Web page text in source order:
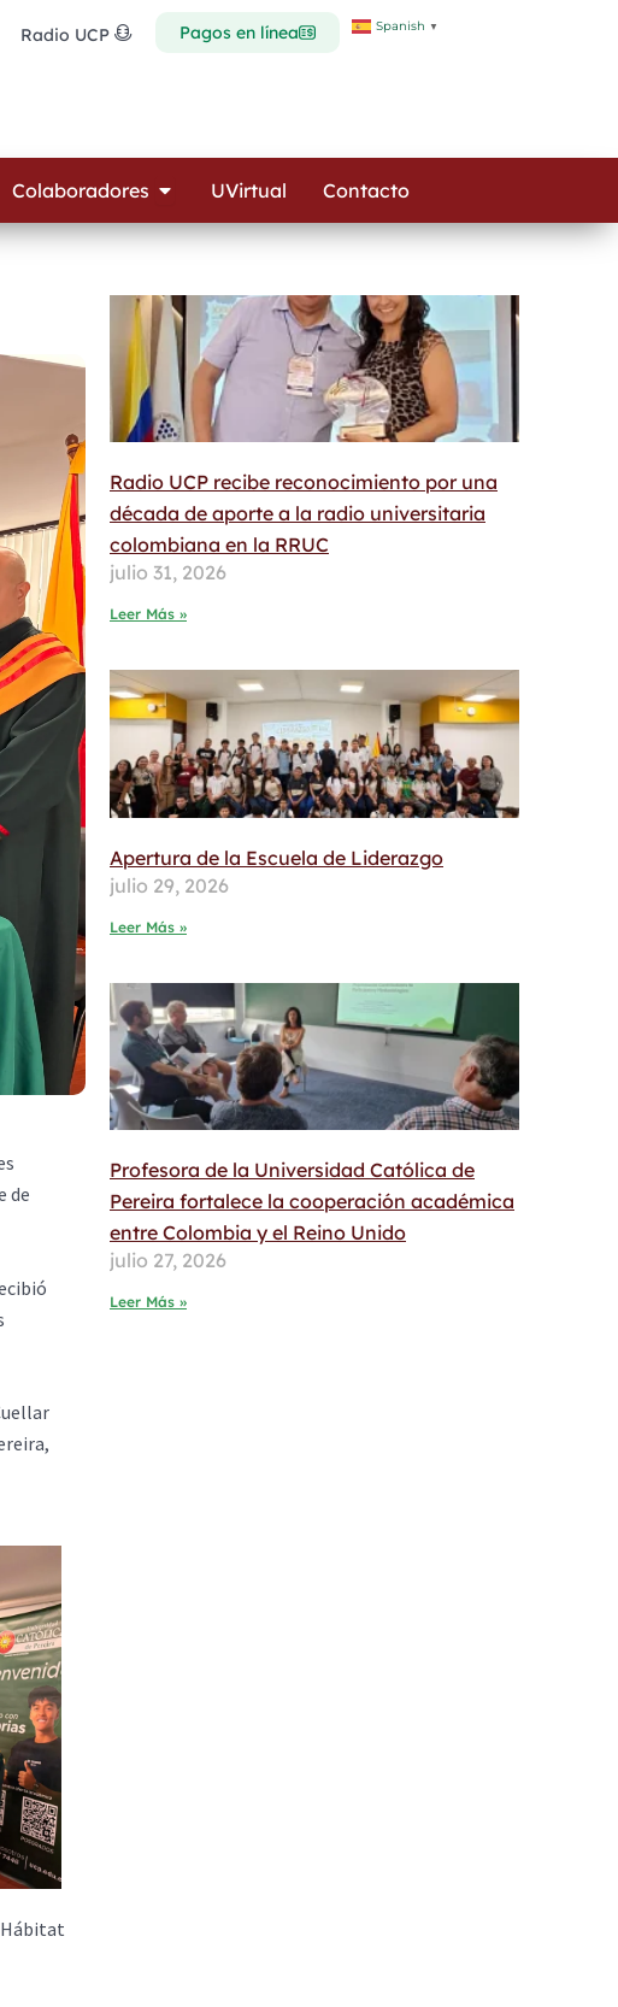
Radio UCP Pagos en línea Spanish ▼
Colaboradores Open Colaboradores
UVirtual Contacto
de
Radio UCP recibe reconocimiento por una
década de aporte a la radio universitaria
colombiana en la RRUC
julio 31, 2026
Leer Más »
Apertura de la Escuela de Liderazgo
julio 29, 2026
Leer Más »
Profesora de la Universidad Católica de
Pereira fortalece la cooperación académica
entre Colombia y el Reino Unido
julio 27, 2026
Leer Más »